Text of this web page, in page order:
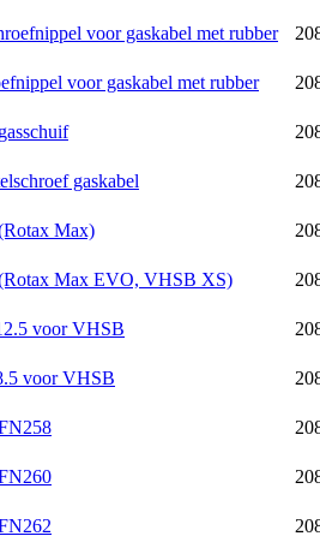
voor gaskabel met rubber
voor gaskabel met rubber
gaskabel
Max)
Max EVO, VHSB XS)
voor VHSB
voor VHSB